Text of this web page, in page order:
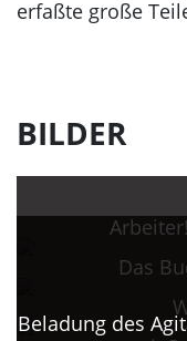
erfaßte große
BILDER
Das
Beladung des